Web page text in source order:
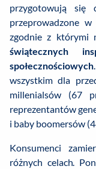
przygotowują się
przeprowadzone
zgodnie z którymi
świątecznych
społecznościowych
wszystkim dla
millenialsów (67
reprezentantów
i baby boomersów
Konsumenci
różnych celach.